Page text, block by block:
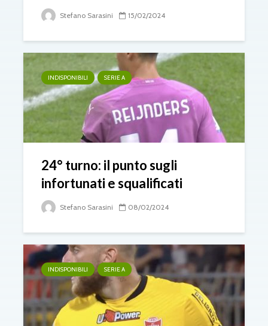
Stefano Sarasini 15/02/2024
INDISPONIBILI SERIE A
24° turno: il punto sugli
infortunati e squalificati
Stefano Sarasini 08/02/2024
INDISPONIBILI SERIE A